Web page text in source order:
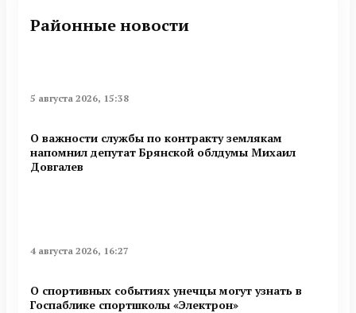
Районные новости
5 августа 2026, 15:38
О важности службы по контракту землякам
напомнил депутат Брянской облдумы Михаил
Довгалев
4 августа 2026, 16:27
О спортивных событиях унечцы могут узнать в
Госпаблике спортшколы «Электрон»